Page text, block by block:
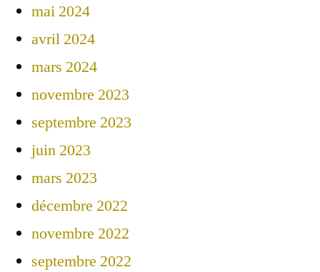
mai 2024
avril 2024
mars 2024
novembre 2023
septembre 2023
juin 2023
mars 2023
décembre 2022
novembre 2022
septembre 2022